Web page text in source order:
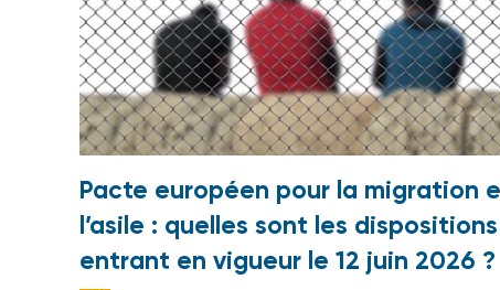
Pacte européen pour la migration
l’asile : quelles sont les dispositions
entrant en vigueur le 12 juin 2026 ?